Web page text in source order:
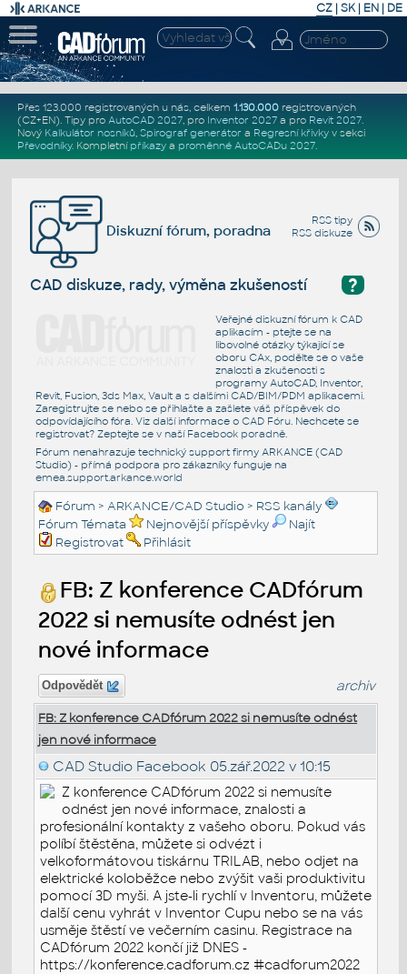
CZ | SK| EN | DE
Přes 123.000 registrovaných u nás, celkem 1.130.000registrovaných
(CZ+EN). Tipy pro AutoCAD 2027, pro Inventor 2027a pro Revit 2027.
Nový Kalkulátor nosníků, Spirograf generátor a Regresní křivkyv sekci
Převodníky. Kompletní příkazya proměnné AutoCADu 2027.
RSS tipy
RSS diskuze
Diskuzní fórum, poradna
?
CAD diskuze, rady, výměna zkušeností
Veřejné diskuzní fórum k CAD
aplikacím - ptejte se na
libovolné otázky týkající se
oboru CAx, podělte se o vaše
znalosti a zkušenosti s
programy AutoCAD, Inventor,
Revit, Fusion, 3ds Max, Vault a s dalšími CAD/BIM/PDM aplikacemi.
Zaregistrujte se nebo se přihlašte a zašlete váš příspěvek do
odpovídajícího fóra. Viz další informace o CAD Fóru. Nechcete se
registrovat? Zeptejte se v naší Facebook poradně.
Fórum nenahrazuje technický support firmy ARKANCE (CAD
Studio) - přímá podpora pro zákazníky funguje na
emea.support.arkance.world
Fórum >ARKANCE/CAD Studio > RSS kanály
Fórum Témata
Nejnovější příspěvky
Najít
Registrovat
Přihlásit
FB: Z konference CADfórum
2022 si nemusíte odnést jen
nové informace
Odpovědět archiv
FB: Z konference CADfórum 2022 si nemusíte odnést
jen nové informace
CAD Studio Facebook 05.zář.2022 v 10:15
Z konference CADfórum 2022 si nemusíte
odnést jen nové informace, znalosti a
profesionální kontakty z vašeho oboru. Pokud vás
políbí štěstěna, můžete si odvézt i
velkoformátovou tiskárnu TRILAB, nebo odjet na
elektrické koloběžce nebo zvýšit vaši produktivitu
pomocí 3D myši. A jste-li rychlí v Inventoru, můžete
další cenu vyhrát v Inventor Cupu nebo se na vás
usměje štěstí ve večerním casinu. Registrace na
CADfórum 2022 končí již DNES -
https://konference.cadforum.cz #cadforum2022